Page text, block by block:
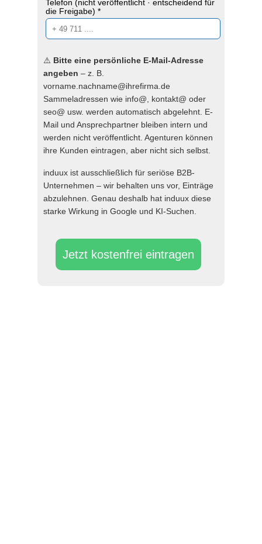
Telefon (nicht veröffentlicht · entscheidend für
die Freigabe) *
Jetzt kostenfrei eintragen
⚠️ Bitte eine persönliche E-Mail-Adresse
angeben – z. B.
vorname.nachname@ihrefirma.de
Sammeladressen wie info@, kontakt@ oder
seo@ usw. werden automatisch abgelehnt. E-
Mail und Ansprechpartner bleiben intern und
werden nicht veröffentlicht. Agenturen können
ihre Kunden eintragen, aber nicht sich selbst.
induux ist ausschließlich für seriöse B2B-
Unternehmen – wir behalten uns vor, Einträge
abzulehnen. Genau deshalb hat induux diese
starke Wirkung in Google und KI-Suchen.